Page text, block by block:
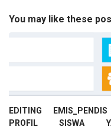
You may like these
EDITING
PROFIL SISWA